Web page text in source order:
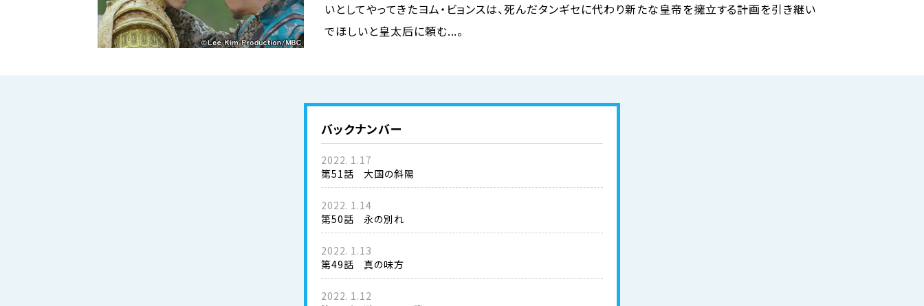
いとしてやってきたヨム・ビョンスは、死んだタンギセに代わり新たな皇帝を擁立する計画を引き継い
でほしいと皇太后に頼む...。
バックナンバー
2022. 1.17
第51話 大国の斜陽
2022. 1.14
第50話 永の別れ
2022. 1.13
第49話 真の味方
2022. 1.12